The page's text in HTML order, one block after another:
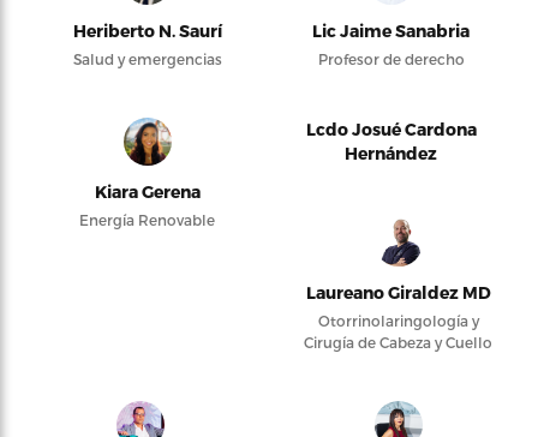
Heriberto N. Saurí
Salud y emergencias
Lic Jaime Sanabria
Profesor de derecho
Kiara Gerena
Energía Renovable
Lcdo Josué Cardona
Hernández
Laureano Giraldez MD
Otorrinolaringología y
Cirugía de Cabeza y Cuello